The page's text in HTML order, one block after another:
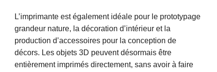
L’imprimante est également idéale pour le prototypage
grandeur nature, la décoration d’intérieur et la
production d’accessoires pour la conception de
décors. Les objets 3D peuvent désormais être
entièrement imprimés directement, sans avoir à faire